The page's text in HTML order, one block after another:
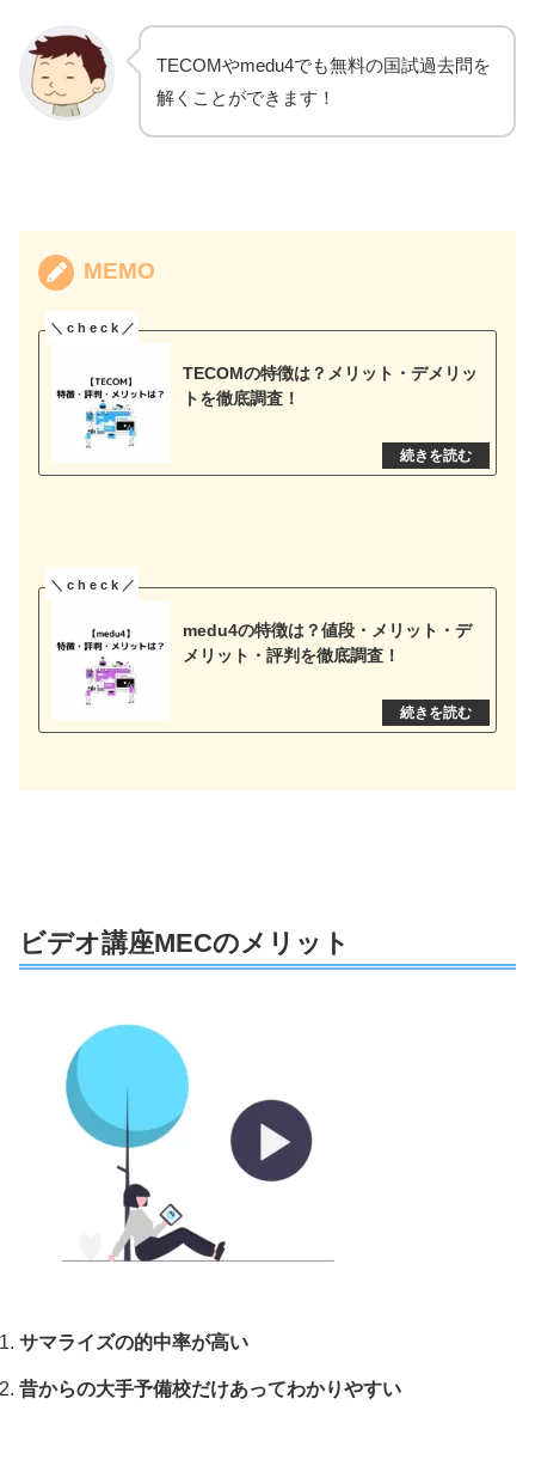
TECOMやmedu4でも無料の国試過去問を
解くことができます！
MEMO
TECOMの特徴は？メリット・デメリッ
トを徹底調査！
medu4の特徴は？値段・メリット・デ
メリット・評判を徹底調査！
ビデオ講座MECのメリット
サマライズの的中率が高い
昔からの大手予備校だけあってわかりやすい